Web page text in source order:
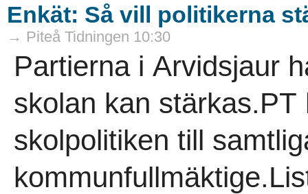
Enkät: Så vill politikerna
→ Piteå Tidningen 10:30
Partierna i Arvidsjaur
skolan kan
skolpolitiken till